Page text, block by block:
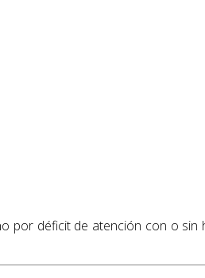
déficit de atención con o